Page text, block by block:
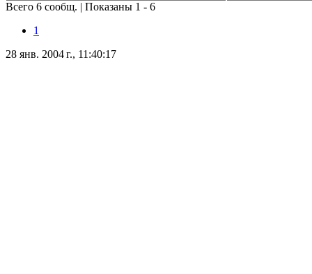
Всего 6 сообщ. | Показаны 1 - 6
1
28 янв. 2004 г., 11:40:17